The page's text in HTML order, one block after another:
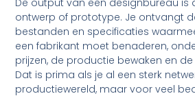
ontwerp of prototype. Je ontvangt
bestanden en specificaties
een fabrikant moet benaderen,
prijzen, de productie bewaken en
Dat is prima als je al een sterk
productiewereld, maar voor veel